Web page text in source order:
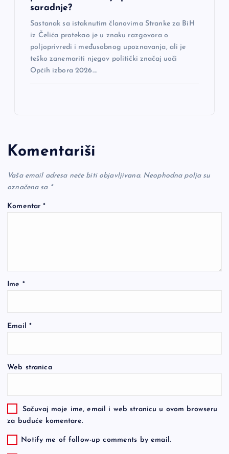
saradnje?
Sastanak sa istaknutim članovima Stranke za BiH
iz Čelića protekao je u znaku razgovora o
poljoprivredi i međusobnog upoznavanja, ali je
teško zanemariti njegov politički značaj uoči
Općih izbora 2026.…
Komentariši
Vaša email adresa neće biti objavljivana. Neophodna polja su
označena sa *
Komentar*
Ime *
Email *
Web stranica
Sačuvaj moje ime, email i web stranicu u ovom browseru
za buduće komentare.
Notify me of follow-up comments by email.